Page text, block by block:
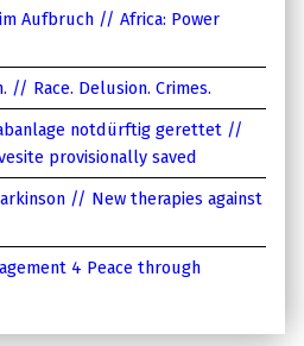
Aufbruch // Africa: Power
// Race. Delusion. Crimes.
notdürftig gerettet //
provisionally saved
// New therapies against
4 Peace through